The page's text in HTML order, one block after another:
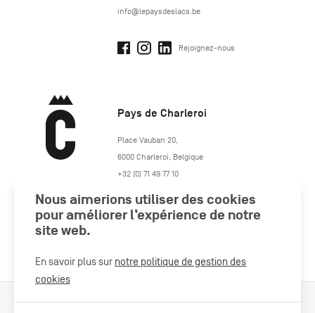
info@lepaysdeslacs.be
Rejoignez-nous
Pays de Charleroi
https://www.paysdecharleroi.be/
Place Vauban 20,
6000 Charleroi, Belgique
+32 (0) 71 49 77 10
Nous aimerions utiliser des cookies
pour améliorer l’expérience de notre
site web.
En savoir plus sur notre politique de gestion des
cookies